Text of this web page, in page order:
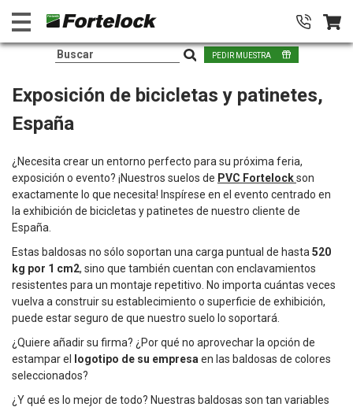
PEDIR MUESTRA
Exposición de bicicletas y patinetes,
España
¿Necesita crear un entorno perfecto para su próxima feria,
exposición o evento? ¡Nuestros suelos de PVC Fortelockson
exactamente lo que necesita! Inspírese en el evento centrado en
la exhibición de bicicletas y patinetes de nuestro cliente de
España.
Estas baldosas no sólo soportan una carga puntual de hasta 520
kg por 1 cm2, sino que también cuentan con enclavamientos
resistentes para un montaje repetitivo. No importa cuántas veces
vuelva a construir su establecimiento o superficie de exhibición,
puede estar seguro de que nuestro suelo lo soportará.
¿Quiere añadir su firma? ¿Por qué no aprovechar la opción de
estampar el logotipo de su empresa en las baldosas de colores
seleccionados?
¿Y qué es lo mejor de todo? Nuestras baldosas son tan variables